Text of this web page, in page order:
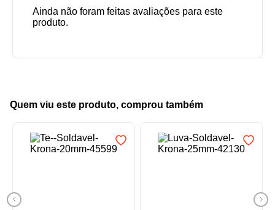
Quem viu este produto, comprou também